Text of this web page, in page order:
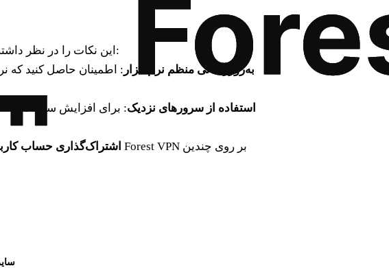
برای بهره‌مندی بیشتر از Forest VPN، این نکات را در نظر داشته باشید:
به‌روزرسانی منظم نرم‌افزار : اطمینان حاصل کنید که
استفاده از سرورهای نزدیک: برای افزایش سرعت
اشتراک‌گذاری حساب